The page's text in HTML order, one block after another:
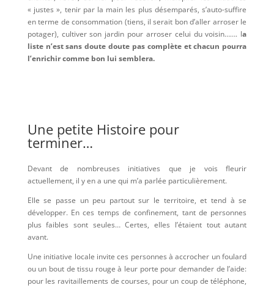
« justes », tenir par la main les plus désemparés, s’auto-suffire
en terme de consommation (tiens, il serait bon d’aller arroser le
potager), cultiver son jardin pour arroser celui du voisin……. la
liste n’est sans doute doute pas complète et chacun pourra
l’enrichir comme bon lui semblera.
Une petite Histoire pour
terminer…
Devant de nombreuses initiatives que je vois fleurir
actuellement, il y en a une qui m’a parlée particulièrement.
Elle se passe un peu partout sur le territoire, et tend à se
développer. En ces temps de confinement, tant de personnes
plus faibles sont seules… Certes, elles l’étaient tout autant
avant.
Une initiative locale invite ces personnes à accrocher un foulard
ou un bout de tissu rouge à leur porte pour demander de l’aide:
pour les ravitaillements de courses, pour un coup de téléphone,